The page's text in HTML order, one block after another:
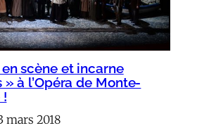
scène et incarne
à l’Opéra de Monte-
!
mars 2018